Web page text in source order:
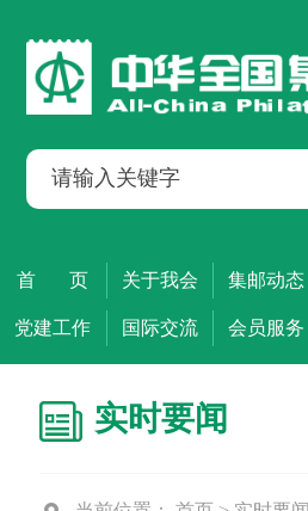
首 页 关于我会 集邮动态
党建工作 国际交流 会员服务
实时要闻